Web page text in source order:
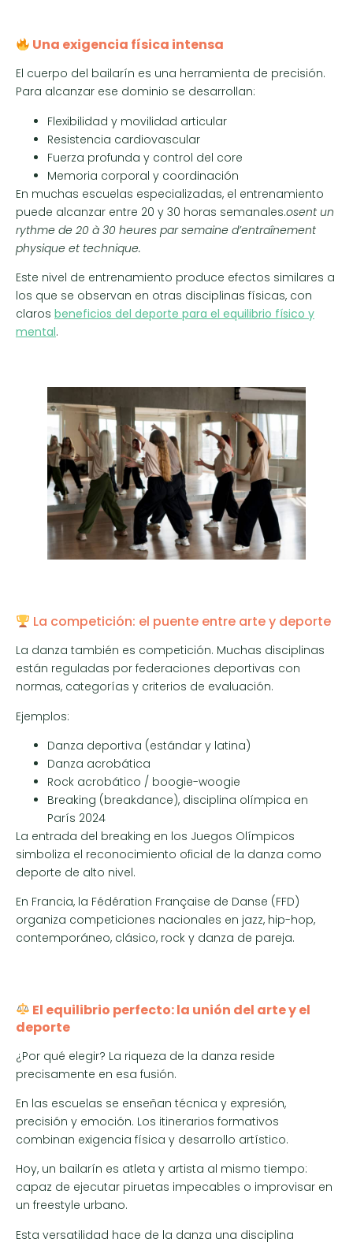
Una exigencia física intensa
El cuerpo del bailarín es una herramienta de precisión.
Para alcanzar ese dominio se desarrollan:
Flexibilidad y movilidad articular
Resistencia cardiovascular
Fuerza profunda y control del core
Memoria corporal y coordinación
En muchas escuelas especializadas, el entrenamiento
puede alcanzar entre 20 y 30 horas semanales.osent un
rythme de 20 à 30 heures par semaine d’entraînement
physique et technique.
Este nivel de entrenamiento produce efectos similares a
los que se observan en otras disciplinas físicas, con
claros beneficios del deporte para el equilibrio físico y
mental.
La competición: el puente entre arte y deporte
La danza también es competición. Muchas disciplinas
están reguladas por federaciones deportivas con
normas, categorías y criterios de evaluación.
Ejemplos:
Danza deportiva (estándar y latina)
Danza acrobática
Rock acrobático / boogie-woogie
Breaking (breakdance), disciplina olímpica en
París 2024
La entrada del breaking en los Juegos Olímpicos
simboliza el reconocimiento oficial de la danza como
deporte de alto nivel.
En Francia, la Fédération Française de Danse (FFD)
organiza competiciones nacionales en jazz, hip-hop,
contemporáneo, clásico, rock y danza de pareja.
El equilibrio perfecto: la unión del arte y el
deporte
¿Por qué elegir? La riqueza de la danza reside
precisamente en esa fusión.
En las escuelas se enseñan técnica y expresión,
precisión y emoción. Los itinerarios formativos
combinan exigencia física y desarrollo artístico.
Hoy, un bailarín es atleta y artista al mismo tiempo:
capaz de ejecutar piruetas impecables o improvisar en
un freestyle urbano.
Esta versatilidad hace de la danza una disciplina